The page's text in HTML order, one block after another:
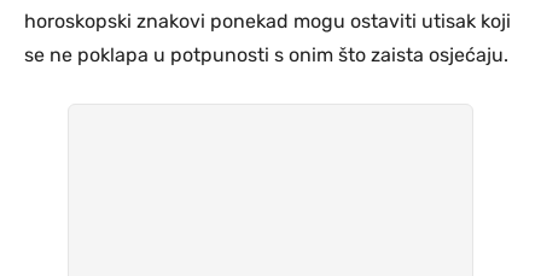
horoskopski znakovi ponekad mogu ostaviti utisak koji
se ne poklapa u potpunosti s onim što zaista osjećaju.